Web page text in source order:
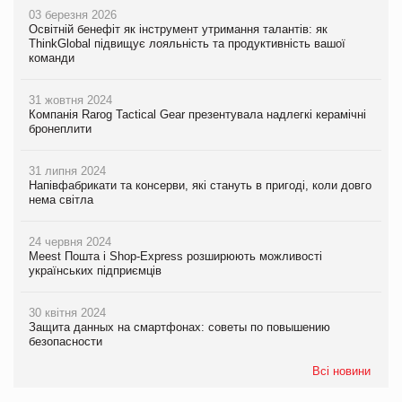
03 березня 2026
Освітній бенефіт як інструмент утримання талантів: як
ThinkGlobal підвищує лояльність та продуктивність вашої
команди
31 жовтня 2024
Компанія Rarog Tactical Gear презентувала надлегкі керамічні
бронеплити
31 липня 2024
Напівфабрикати та консерви, які стануть в пригоді, коли довго
нема світла
24 червня 2024
Meest Пошта і Shop-Express розширюють можливості
українських підприємців
30 квітня 2024
Защита данных на смартфонах: советы по повышению
безопасности
Всі новини